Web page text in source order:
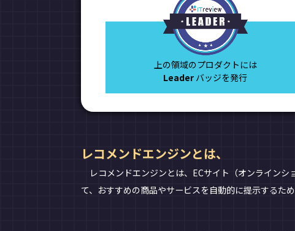
上の領域のプロダクトには
Leader バッジを発行
レコメンドエンジンとは、
レコメンドエンジンとは、ECサイト（オンライン
て、おすすめの商品やサービスを自動的に提示するた